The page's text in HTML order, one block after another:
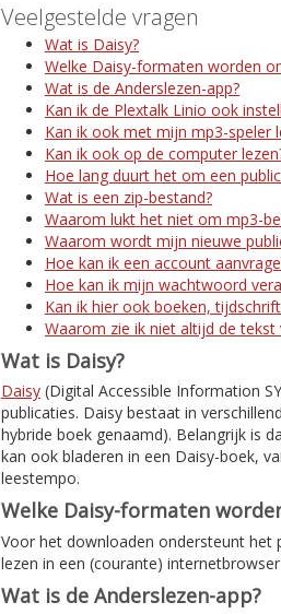
Veelgestelde vragen
Wat is Daisy?
Welke Daisy-formaten worden
Wat is de Anderslezen-app?
Kan ik de Plextalk Linio ook
Kan ik ook met mijn mp3-speler
Kan ik ook op de computer
Hoe lang duurt het om een
Wat is een zip-bestand?
Waarom lukt het niet om mp3-
Waarom wordt mijn nieuwe
Hoe kan ik een account
Hoe kan ik mijn wachtwoord
Kan ik hier ook boeken,
Waarom zie ik niet altijd de tekst
Wat is Daisy?
Daisy (Digital Accessible Information
publicaties. Daisy bestaat in
hybride boek genaamd). Belangrijk is
kan ook bladeren in een Daisy-boek,
leestempo.
Welke Daisy-formaten
Voor het downloaden ondersteunt het
lezen in een (courante)
Wat is de Anderslezen-app?